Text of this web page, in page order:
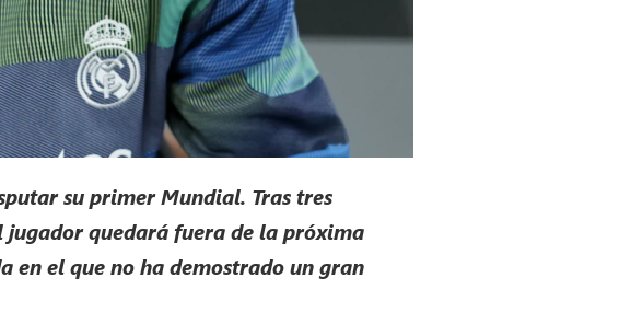
su primer Mundial. Tras tres
jugador quedará fuera de la próxima
en el que no ha demostrado un gran